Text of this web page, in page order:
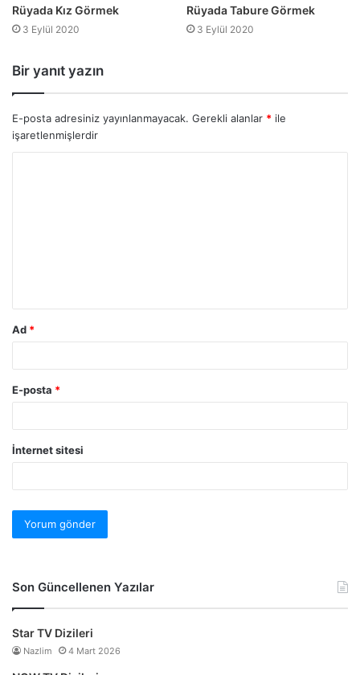
Rüyada Kız Görmek
3 Eylül 2020
Rüyada Tabure Görmek
3 Eylül 2020
Bir yanıt yazın
E-posta adresiniz yayınlanmayacak. Gerekli alanlar * ile
işaretlenmişlerdir
Ad *
E-posta *
İnternet sitesi
Son Güncellenen Yazılar
Star TV Dizileri
Nazlim 4 Mart 2026